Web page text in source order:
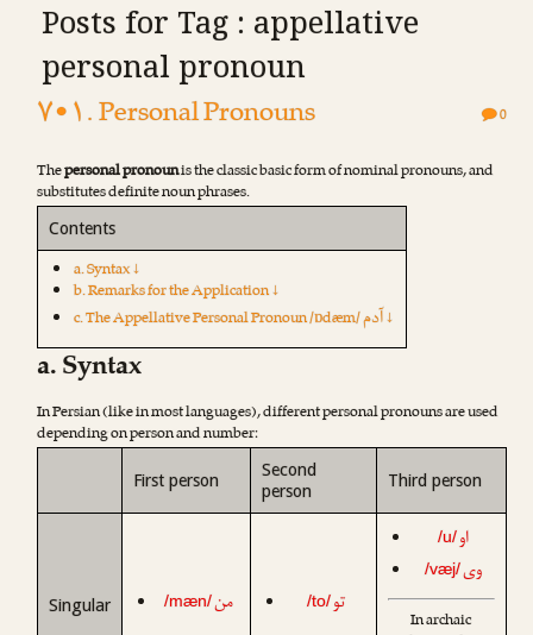
Posts for Tag : appellative
personal pronoun
۷•۱. Personal Pronouns 0
Thepersonal pronounis the classic basic form of nominal pronouns, and
substitutes definite noun phrases.
Contents
a. Syntax ↓
b. Remarks for the Application ↓
c. The Appellative Personal Pronoun /ɒdæm/آدم↓
a. Syntax
In Persian (like in most languages), different personal pronouns are used
depending on person and number:
First person
Second
person
Third person
Singular /mæn/من /to/تو
/u/او
/væj/وی
In archaic